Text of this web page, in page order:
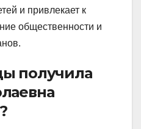
и привлекает к
общественности и
получила